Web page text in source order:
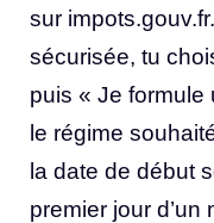
sur
sécurisée, tu
puis « Je formule
le régime
la date de début
premier jour d’un